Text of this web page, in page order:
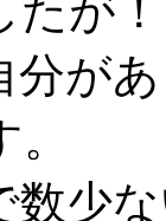
たが
分が
数少